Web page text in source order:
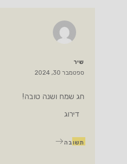
שיר
ספטמבר 30, 2024
חג שמח ושנה טובה!
דירוג
תשובה